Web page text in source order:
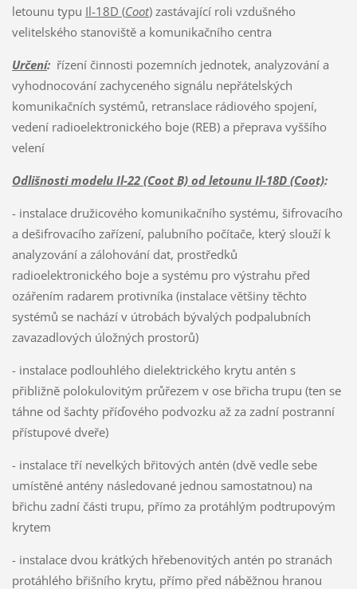
letounu typu Il-18D (Coot)zastávající roli vzdušného
velitelského stanoviště a komunikačního centra
Určení:řízení činnosti pozemních jednotek, analyzování a
vyhodnocování zachyceného signálu nepřátelských
komunikačních systémů, retranslace rádiového spojení,
vedení radioelektronického boje (REB) a přeprava vyššího
velení
Odlišnosti modelu Il-22 (Coot B) od letounu Il-18D (Coot):
- instalace družicového komunikačního systému, šifrovacího
a dešifrovacího zařízení, palubního počítače, který slouží k
analyzování a zálohování dat, prostředků
radioelektronického boje a systému pro výstrahu před
ozářením radarem protivníka (instalace většiny těchto
systémů se nachází v útrobách bývalých podpalubních
zavazadlových úložných prostorů)
- instalace podlouhlého dielektrického krytu antén s
přibližně polokulovitým průřezem v ose břicha trupu (ten se
táhne od šachty příďového podvozku až za zadní postranní
přístupové dveře)
- instalace tří nevelkých břitových antén (dvě vedle sebe
umístěné antény následované jednou samostatnou) na
břichu zadní části trupu, přímo za protáhlým podtrupovým
krytem
- instalace dvou krátkých hřebenovitých antén po stranách
protáhlého břišního krytu, přímo před náběžnou hranou